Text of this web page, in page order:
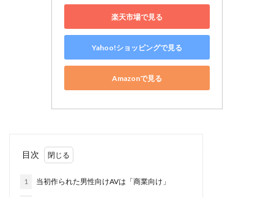
楽天市場で見る
Yahoo!ショッピングで見る
Amazonで見る
目次
1 当初作られた男性向けAVは「商業向け」